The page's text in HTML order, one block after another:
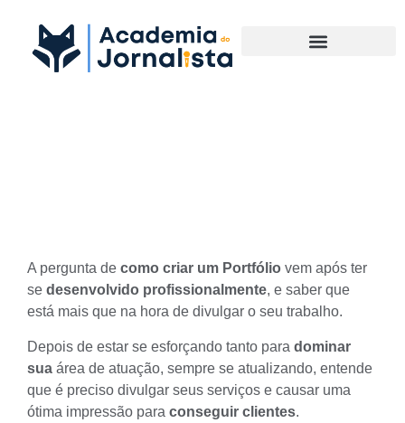
A pergunta de como criar um Portfólio vem após ter
se desenvolvido profissionalmente, e saber que
está mais que na hora de divulgar o seu trabalho.
Depois de estar se esforçando tanto para dominar
sua área de atuação, sempre se atualizando, entende
que é preciso divulgar seus serviços e causar uma
ótima impressão para conseguir clientes.